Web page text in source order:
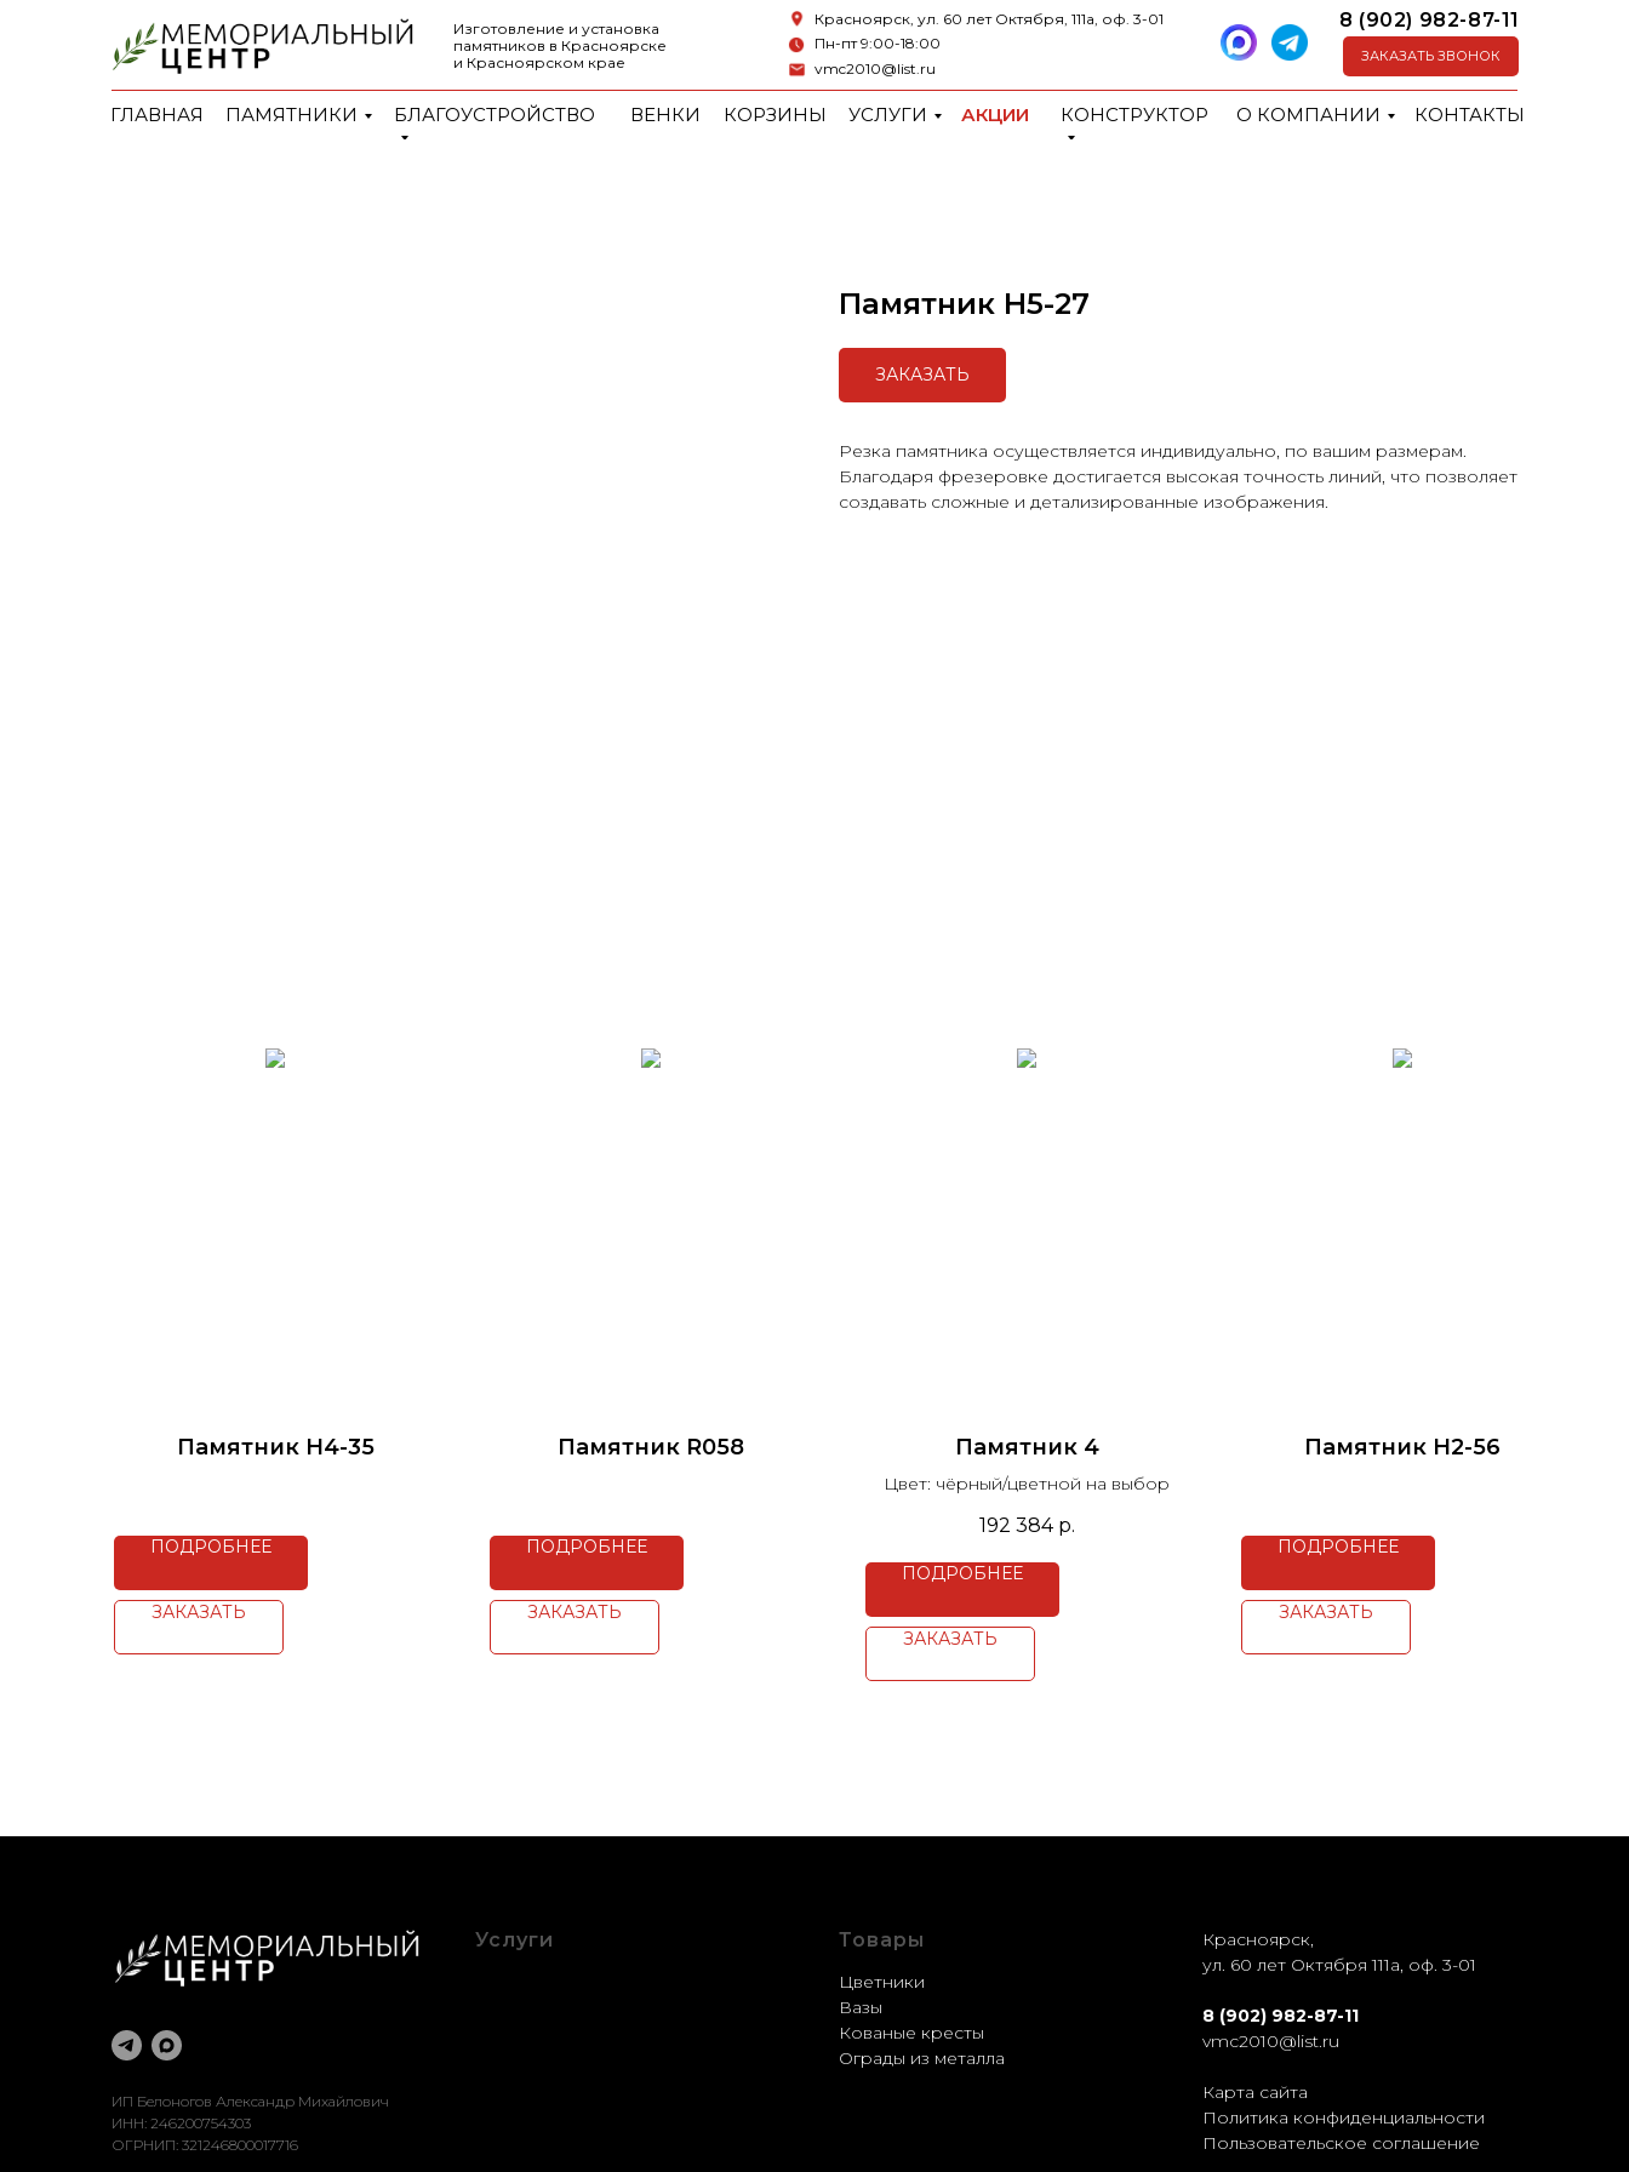
8 (902) 982-87-11
vmc2010@list.ru
Изготовление и установка
памятников в Красноярске
и Красноярском крае
ЗАКАЗАТЬ ЗВОНОК
Красноярск, ул. 60 лет Октября, 111а, оф. 3-01
Пн-пт 9:00-18:00
ПАМЯТНИКИ БЛАГОУСТРОЙСТВО УСЛУГИ
ВЕНКИ КОРЗИНЫ КОНСТРУКТОР О КОМПАНИИ КОНТАКТЫ
ГЛАВНАЯ АКЦИИ
Памятник H5-27
ЗАКАЗАТЬ
Резка памятника осуществляется индивидуально, по вашим размерам.
Благодаря фрезеровке достигается высокая точность линий, что позволяет
создавать сложные и детализированные изображения.
Памятник H4-35
ПОДРОБНЕЕ
ЗАКАЗАТЬ
Памятник R058
ПОДРОБНЕЕ
ЗАКАЗАТЬ
Памятник 4
Цвет: чёрный/цветной на выбор
192 384 р.
ПОДРОБНЕЕ
ЗАКАЗАТЬ
Памятник H2-56
ПОДРОБНЕЕ
ЗАКАЗАТЬ
ИП Белоногов Александр Михайлович
ИНН: 246200754303
ОГРНИП: 321246800017716
Услуги Товары
Цветники
Вазы
Кованые кресты
Ограды из металла
Красноярск,
ул. 60 лет Октября 111а, оф. 3-01
8 (902) 982-87-11
vmc2010@list.ru
Карта сайта
Политика конфиденциальности
Пользовательское соглашение